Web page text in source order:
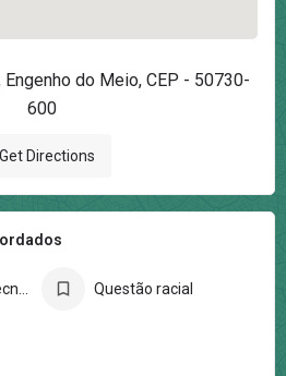
do Meio, CEP - 50730-
600
Get Directions
Comunicação e tecnologia Questão racial